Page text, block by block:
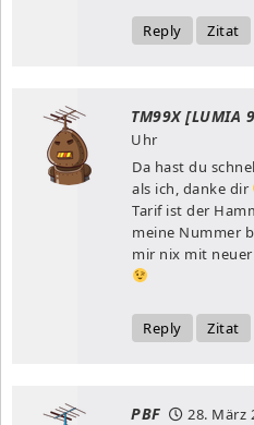
Reply Zitat
TM99X [LUMIA
Uhr
Da hast du
als ich, danke dir
Tarif ist der
meine Nummer
mir nix mit
Reply Zitat
PBF 28. März